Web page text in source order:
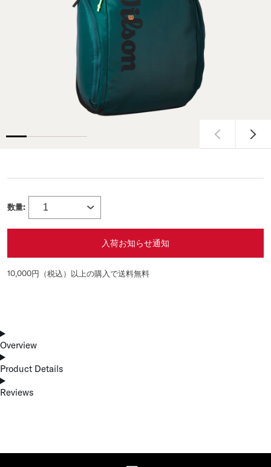
数量:
入荷お知らせ通知
10,000円（税込）以上の購入で送料無料
Overview
Product Details
Reviews